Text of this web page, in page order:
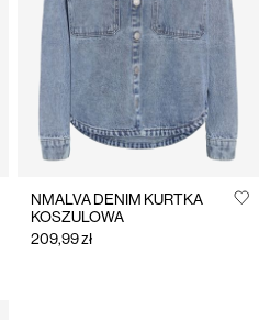
NMALVA DENIM KURTKA
KOSZULOWA
209,99 zł